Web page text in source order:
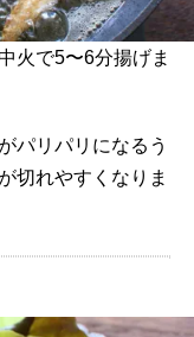
火で5〜6分揚げま
パリパリになるう
切れやすくなりま